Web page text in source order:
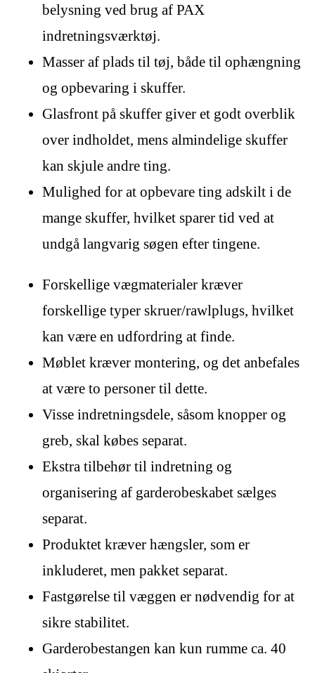
belysning ved brug af PAX
indretningsværktøj.
Masser af plads til tøj, både til ophængning
og opbevaring i skuffer.
Glasfront på skuffer giver et godt overblik
over indholdet, mens almindelige skuffer
kan skjule andre ting.
Mulighed for at opbevare ting adskilt i de
mange skuffer, hvilket sparer tid ved at
undgå langvarig søgen efter tingene.
Forskellige vægmaterialer kræver
forskellige typer skruer/rawlplugs, hvilket
kan være en udfordring at finde.
Møblet kræver montering, og det anbefales
at være to personer til dette.
Visse indretningsdele, såsom knopper og
greb, skal købes separat.
Ekstra tilbehør til indretning og
organisering af garderobeskabet sælges
separat.
Produktet kræver hængsler, som er
inkluderet, men pakket separat.
Fastgørelse til væggen er nødvendig for at
sikre stabilitet.
Garderobestangen kan kun rumme ca. 40